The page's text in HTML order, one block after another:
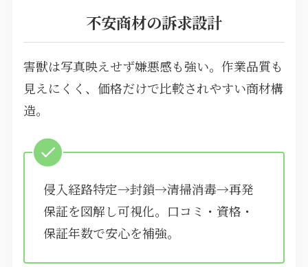
不安商材の訴求設計
害獣は写真映えせず嫌悪感も強い。作業品質も
見えにくく、価格だけで比較されやすい商材構
造。
侵入経路特定→封鎖→清掃消毒→再発
保証を図解し可視化。口コミ・資格・
保証年数で安心を補強。